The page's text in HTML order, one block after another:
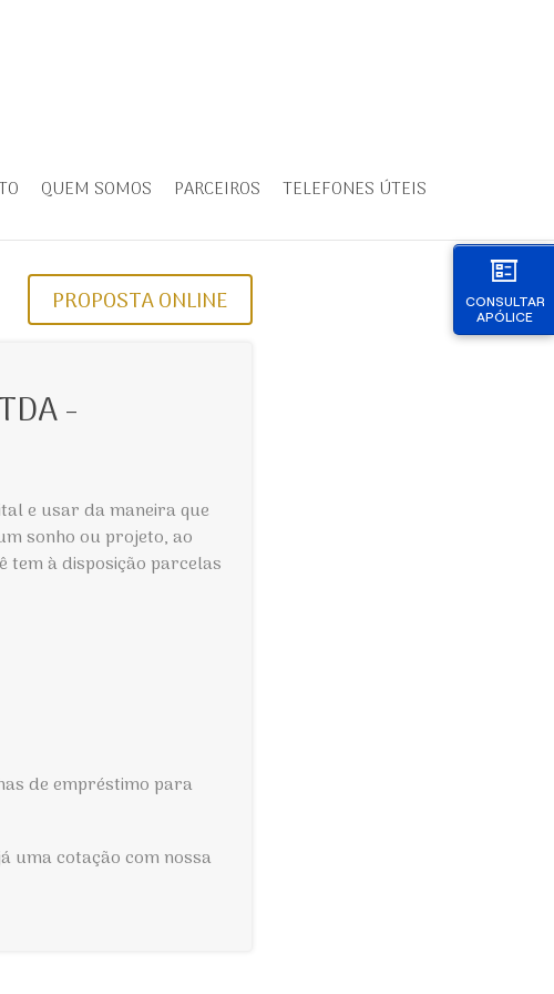
CONSULTAR
APÓLICE
QUEM SOMOS PARCEIROS TELEFONES ÚTEIS
PROPOSTA ONLINE
-
e usar da maneira que
sonho ou projeto, ao
tem à disposição parcelas
de empréstimo para
uma cotação com nossa